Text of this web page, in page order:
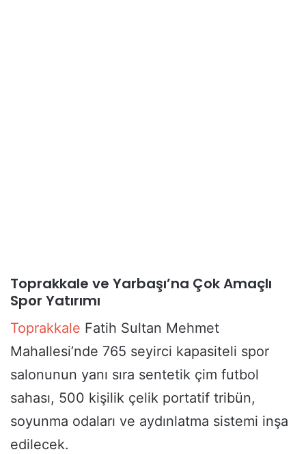
Toprakkale ve Yarbaşı’na Çok Amaçlı
Spor Yatırımı
Toprakkale Fatih Sultan Mehmet
Mahallesi’nde 765 seyirci kapasiteli spor
salonunun yanı sıra sentetik çim futbol
sahası, 500 kişilik çelik portatif tribün,
soyunma odaları ve aydınlatma sistemi inşa
edilecek.